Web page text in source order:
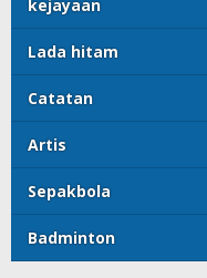
kejayaan
Lada hitam
Catatan
Artis
Sepakbola
Badminton